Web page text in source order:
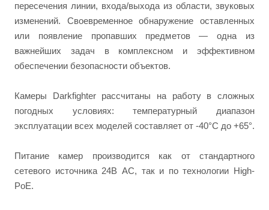
пересечения линии, входа/выхода из области, звуковых
изменений. Своевременное обнаружение оставленных
или появление пропавших предметов — одна из
важнейших задач в комплексном и эффективном
обеспечении безопасности объектов.
Камеры Darkfighter рассчитаны на работу в сложных
погодных условиях: температурный диапазон
эксплуатации всех моделей составляет от -40°C до +65°.
Питание камер производится как от стандартного
сетевого источника 24В АС, так и по технологии High-
PoE.